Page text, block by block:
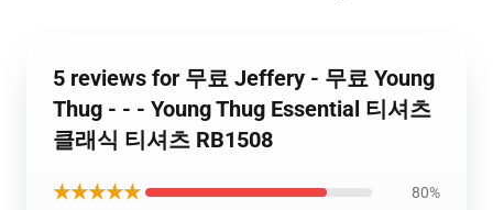
5 reviews for 무료 Jeffery - 무료 Young
Thug - - - Young Thug Essential 티셔츠
클래식 티셔츠 RB1508
★★★★★ 80%